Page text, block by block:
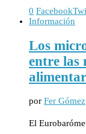
0 Facebook
Información
Los
entre las
por Fer Gómez
El